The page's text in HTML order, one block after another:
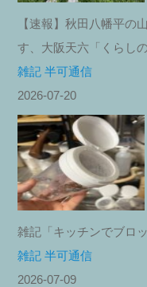
【速報】秋田八幡平の
す、大阪天六「くらし
雑記 半可通信
2026-07-20
雑記「キッチンでブロ
雑記 半可通信
2026-07-09